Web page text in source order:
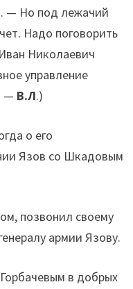
— Но под лежачий
Надо поговорить
Николаевич
управление
— В.Л.)
о его
Язов со Шкадовым
позвонил своему
армии Язову.
в добрых